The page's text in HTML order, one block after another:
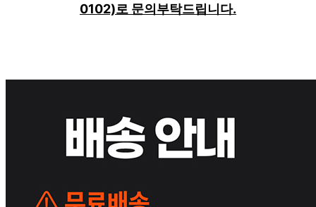
0102)로 문의부탁드립니다.